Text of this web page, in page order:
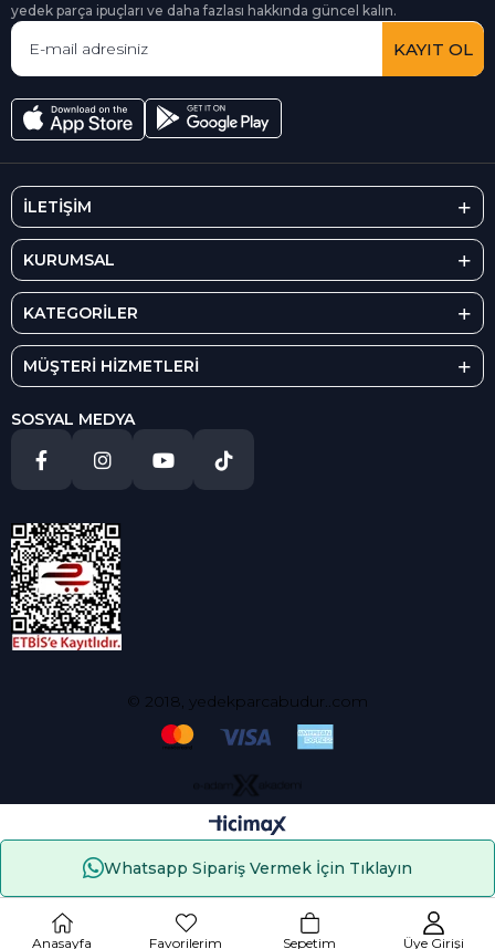
yedek parça ipuçları ve daha fazlası hakkında güncel kalın.
KAYIT OL
İLETİŞİM
KURUMSAL
KATEGORİLER
MÜŞTERİ HİZMETLERİ
SOSYAL MEDYA
© 2018, yedekparcabudur..com
Whatsapp Sipariş Vermek İçin Tıklayın
Çerez Kullanımı
Anasayfa Favorilerim Sepetim Üye Girişi